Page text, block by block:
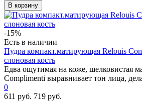
В корзину
-15%
Есть в наличии
Пудра компакт.матирующая Relouis
слоновая кость
Едва ощутимая на коже, шелковистая
Complimenti выравнивает тон лица,
0
611 руб. 719 руб.